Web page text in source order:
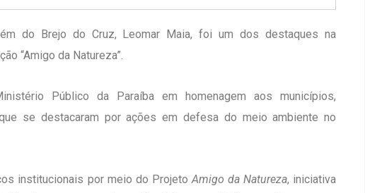
do Brejo do Cruz, Leomar Maia, foi um dos destaques na
“Amigo da Natureza”.
Público da Paraíba em homenagem aos municípios,
se destacaram por ações em defesa do meio ambiente no
institucionais por meio do ProjetoAmigo da Natureza, iniciativa